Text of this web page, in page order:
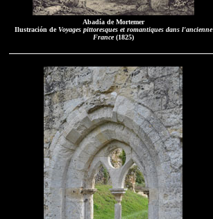
Abadía de Mortemer
Ilustración deVoyages pittoresques et romantiques dans l'ancienne
France(1825)